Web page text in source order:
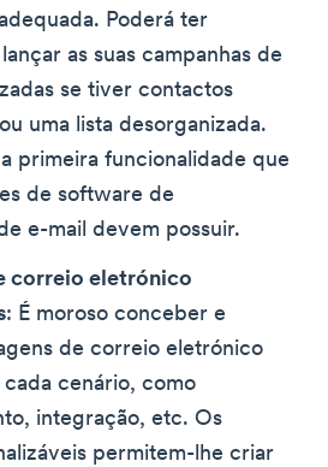
Poderá ter
as suas campanhas de
se tiver contactos
uma lista desorganizada.
primeira funcionalidade que
de software de
e-mail devem possuir.
correio eletrónico
: É moroso conceber e
de correio eletrónico
cenário, como
integração, etc. Os
permitem-lhe criar